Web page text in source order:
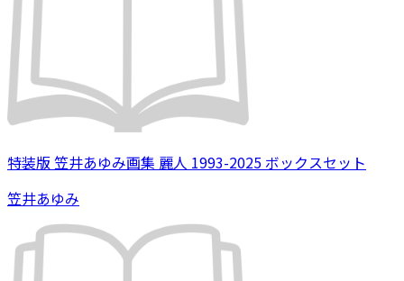
特装版 笠井あゆみ画集 麗人 1993-2025 ボックスセット
笠井あゆみ